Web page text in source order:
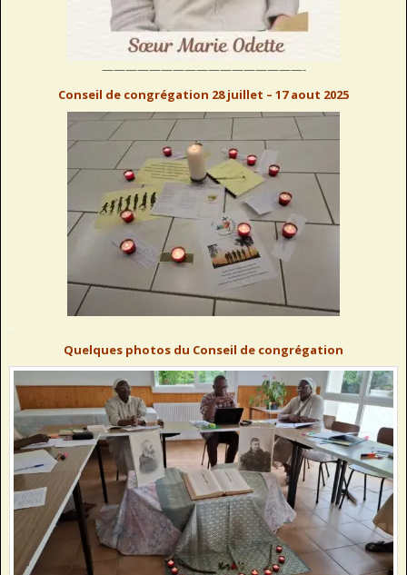
—————————————————-
Conseil de congrégation 28 juillet – 17 aout 2025
Quelques photos du Conseil de congrégation